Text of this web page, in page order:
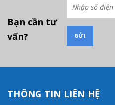
Bạn cần tư
vấn?
THÔNG TIN LIÊN HỆ